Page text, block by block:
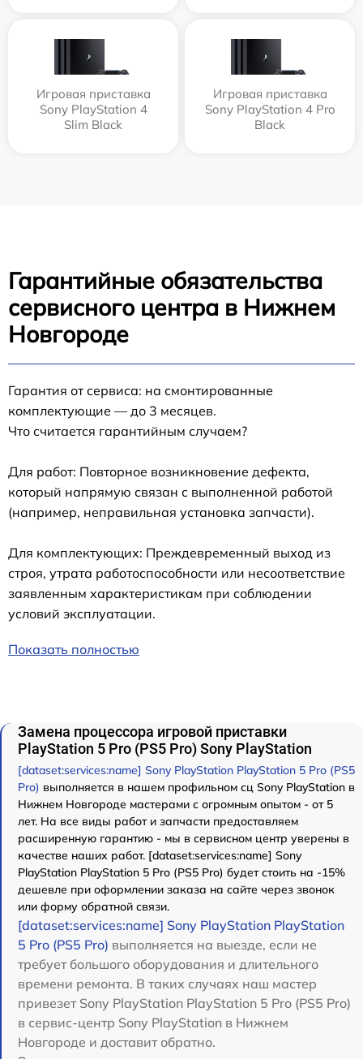
Игровая приставка
Sony PlayStation 4
Slim Black
Игровая приставка
Sony PlayStation 4 Pro
Black
Гарантийные обязательства
сервисного центра в Нижнем
Новгороде
Гарантия от сервиса: на смонтированные
комплектующие — до 3 месяцев.
Что считается гарантийным случаем?
Для работ: Повторное возникновение дефекта,
который напрямую связан с выполненной работой
(например, неправильная установка запчасти).
Для комплектующих: Преждевременный выход из
строя, утрата работоспособности или несоответствие
заявленным характеристикам при соблюдении
условий эксплуатации.
Показать полностью
Замена процессора игровой приставки
PlayStation 5 Pro (PS5 Pro) Sony PlayStation
[dataset:services:name] Sony PlayStation PlayStation 5 Pro (PS5
Pro) выполняется в нашем профильном сц Sony PlayStation в
Нижнем Новгороде мастерами с огромным опытом - от 5
лет. На все виды работ и запчасти предоставляем
расширенную гарантию - мы в сервисном центр уверены в
качестве наших работ. [dataset:services:name] Sony
PlayStation PlayStation 5 Pro (PS5 Pro) будет стоить на -15%
дешевле при оформлении заказа на сайте через звонок
или форму обратной связи.
[dataset:services:name] Sony PlayStation PlayStation
5 Pro (PS5 Pro) выполняется на выезде, если не
требует большого оборудования и длительного
времени ремонта. В таких случаях наш мастер
привезет Sony PlayStation PlayStation 5 Pro (PS5 Pro)
в сервис-центр Sony PlayStation в Нижнем
Новгороде и доставит обратно.